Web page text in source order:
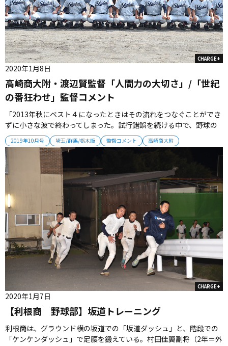
CHARGE+
2019年10月号 埼玉/群馬/栃木版 監督コメント 高崎商大附
高崎商大附・渡辺賢監督「人間力の大切さ」/「世紀
の番狂わせ」監督コメント
2020年1月8日
「2013年秋にベスト４になったときはその流れをつなぐことができ
ずに小さな波で終わってしまった。試行錯誤を続ける中で、野球の
技術以上に、選手の人間力を養うことが大切だとわかった。今夏の
ベスト8は、チームにとって新たな一歩。この夏に学んだことを生か
して、慢心することなく次のステージへ進んでいきたい」 【監督プ
ロフィー...
CHARGE+
【利根商 野球部】坂道トレーニング
2020年1月7日
利根商は、グラウンド横の坂道での「坂道ダッシュ」と、階段での
「ケンケンダッシュ」で足腰を鍛えている。村田佳翼副将（2年＝外